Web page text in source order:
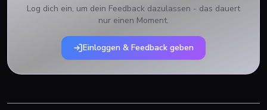
Log dich ein, um dein Feedback dazulassen - das dauert
nur einen Moment.
Einloggen & Feedback geben